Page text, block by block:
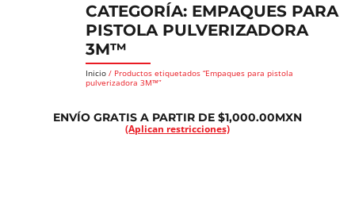
CATEGORÍA: EMPAQUES PARA
PISTOLA PULVERIZADORA
3M™
Inicio / Productos etiquetados “Empaques para pistola
pulverizadora 3M™”
ENVÍO GRATIS A PARTIR DE $1,000.00MXN
(Aplican restricciones)